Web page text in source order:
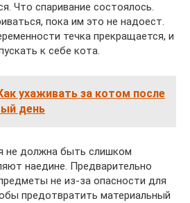
Что спаривание состоялось.
пока им это не надоест.
течка прекращается, и
к себе кота.
ухаживать за котом после
день
не должна быть слишком
наедине. Предварительно
не из-за опасности для
предотвратить материальный